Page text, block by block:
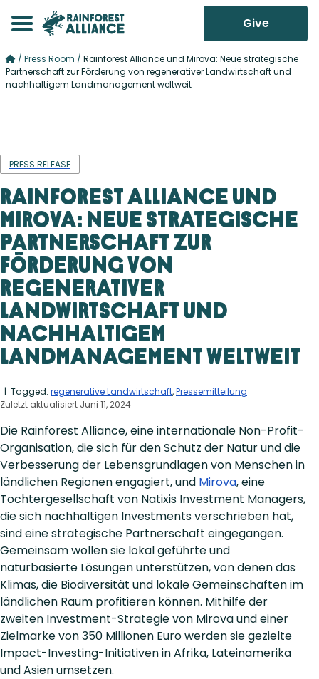
Give
/ Press Room / Rainforest Alliance und Mirova: Neue strategische
Partnerschaft zur Förderung von regenerativer Landwirtschaft und
nachhaltigem Landmanagement weltweit
PRESS RELEASE
Rainforest Alliance und
Mirova: Neue strategische
Partnerschaft zur
Förderung von
regenerativer
Landwirtschaft und
nachhaltigem
Landmanagement weltweit
| Tagged: regenerative Landwirtschaft,Pressemitteilung
Zuletzt aktualisiert Juni 11, 2024
Die Rainforest Alliance, eine internationale Non-Profit-
Organisation, die sich für den Schutz der Natur und die
Verbesserung der Lebensgrundlagen von Menschen in
ländlichen Regionen engagiert, und Mirova, eine
Tochtergesellschaft von Natixis Investment Managers,
die sich nachhaltigen Investments verschrieben hat,
sind eine strategische Partnerschaft eingegangen.
Gemeinsam wollen sie lokal geführte und
naturbasierte Lösungen unterstützen, von denen das
Klimas, die Biodiversität und lokale Gemeinschaften im
ländlichen Raum profitieren können. Mithilfe der
zweiten Investment-Strategie von Mirova und einer
Zielmarke von 350 Millionen Euro werden sie gezielte
Impact-Investing-Initiativen in Afrika, Lateinamerika
und Asien umsetzen.